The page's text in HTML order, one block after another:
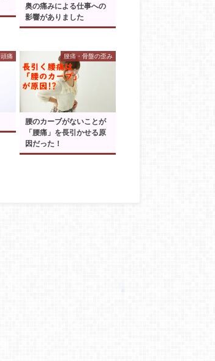
奥の痛みによる仕事への
影響がありました
頭痛 腰痛・骨盤の歪み
腰のカーブがないことが
「腰痛」を長引かせる原
因だった！